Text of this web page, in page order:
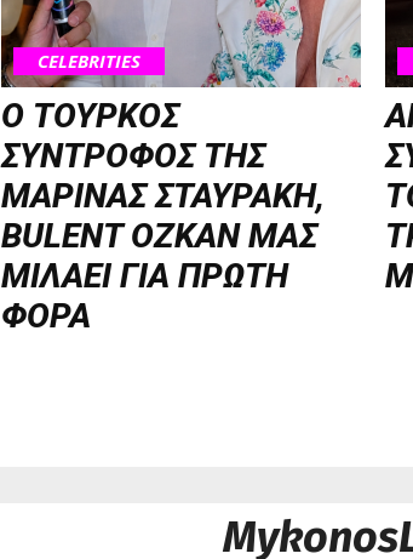
CELEBRITIES
Ο ΤΟΥΡΚΟΣ
ΣΥΝΤΡΟΦΟΣ ΤΗΣ
ΜΑΡΙΝΑΣ ΣΤΑΥΡΑΚΗ,
BULENT OZKAN ΜΑΣ
ΜΙΛΑΕΙ ΓΙΑ ΠΡΩΤΗ
ΦΟΡΑ